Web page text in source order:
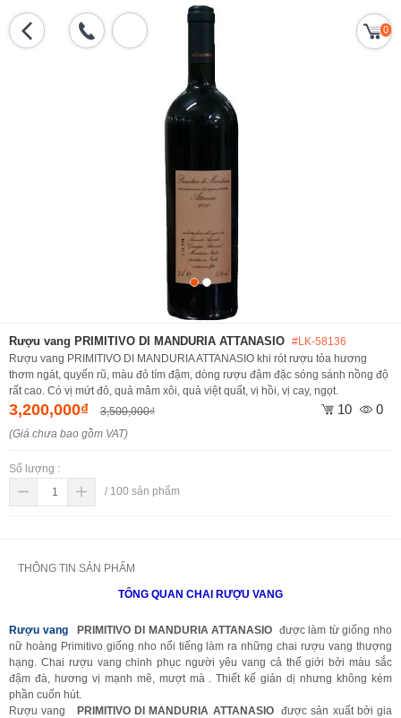
0
Rượu vang PRIMITIVO DI MANDURIA ATTANASIO #LK-58136
Rượu vang PRIMITIVO DI MANDURIA ATTANASIO khi rót rượu tỏa hương
thơm ngát, quyến rũ, màu đỏ tím đậm, dòng rượu đậm đặc sóng sánh nồng độ
rất cao. Có vị mứt đỏ, quả mâm xôi, quả việt quất, vị hồi, vị cay, ngọt.
3,200,000₫ 3,500,000₫ 10 0
(Giá chưa bao gồm VAT)
Số lượng :
/ 100 sản phẩm
THÔNG TIN SẢN PHẨM
TỔNG QUAN CHAI RƯỢU VANG
Rượu vang PRIMITIVO DI MANDURIA ATTANASIO được làm từ giống nho
nữ hoàng Primitivo giống nho nổi tiếng làm ra những chai rượu vang thượng
hạng. Chai rượu vang chinh phục người yêu vang cả thế giới bởi màu sắc
đậm đà, hương vị mạnh mẽ, mượt mà . Thiết kế giản dị nhưng không kém
phần cuốn hút.
Rượu vang
PRIMITIVO DI MANDURIA ATTANASIOđược sản xuất bởi gia